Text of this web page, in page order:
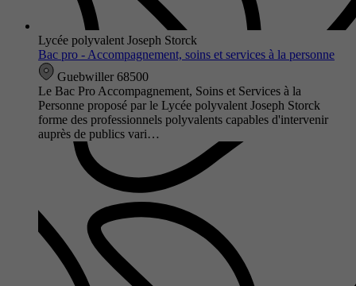
Lycée polyvalent Joseph Storck
Bac pro - Accompagnement, soins et services à la personne
Guebwiller 68500
Le Bac Pro Accompagnement, Soins et Services à la
Personne proposé par le Lycée polyvalent Joseph Storck
forme des professionnels polyvalents capables d'intervenir
auprès de publics vari…